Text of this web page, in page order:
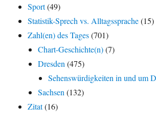
Sport(49)
Statistik-Sprech vs. Alltagssprache(15)
Zahl(en) des Tages(701)
Chart-Geschichte(n)(7)
Dresden (475)
Sehenswürdigkeiten in und um
Sachsen (132)
Zitat(16)